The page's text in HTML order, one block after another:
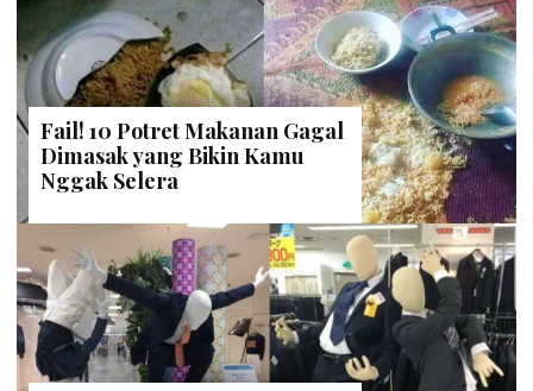
Fail! 10 Potret Makanan Gagal
Dimasak yang Bikin Kamu
Nggak Selera